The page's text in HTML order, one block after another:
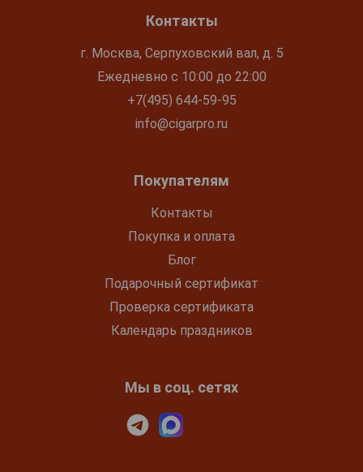
Контакты
г. Москва, Серпуховский вал, д. 5
Ежедневно с 10:00 до 22:00
+7(495) 644-59-95
info@cigarpro.ru
Покупателям
Контакты
Покупка и оплата
Блог
Подарочный сертификат
Проверка сертификата
Календарь праздников
Мы в соц. сетях